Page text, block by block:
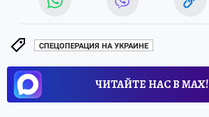
СПЕЦОПЕРАЦИЯ НА УКРАИНЕ
ЧИТАЙТЕ НАС В МАХ!